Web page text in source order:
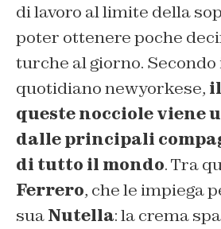
di lavoro al limite della
poter ottenere poche
turche al giorno.
quotidiano newyorkese,
queste nocciole viene
dalle principali
di tutto il mondo. Tra
Ferrero, che le impiega
suaNutella: la crema